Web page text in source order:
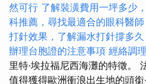
然可行 了解裝潢費用一坪多少
科推薦，尋找最適合的眼科醫師
打針效果，了解漏水打針撐多
辦理台胞證的注意事項 經絡調
里特·埃拉福尼西海灘的特徵。
值得獲得歐洲衝浪出生地的頭